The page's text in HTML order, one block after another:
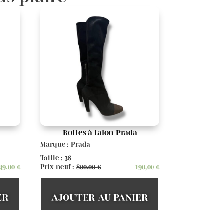
€
Bottes à talon Prada
Marque : Prada
Taille : 38
Prix neuf :800,00€ 190,00 €
AJOUTER AU PANIER